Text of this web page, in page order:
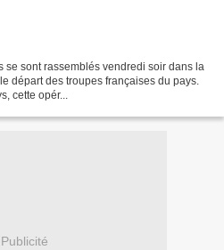
se sont rassemblés vendredi soir dans la
départ des troupes françaises du pays.
cette opér...
Publicité